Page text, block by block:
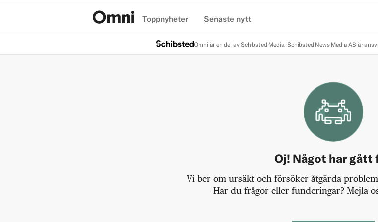
Toppnyheter Senaste nytt
Omni är en del av Schibsted Media. Schibsted News Media AB är
Oj! Något har gått
Vi ber om ursäkt och försöker åtgärda
Har du frågor eller funderingar? Mejla